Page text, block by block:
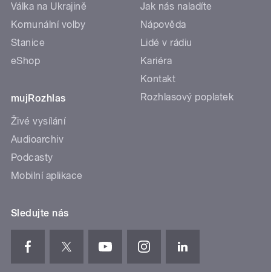
Válka na Ukrajině
Komunální volby
Stanice
eShop
mujRozhlas
Živé vysílání
Audioarchiv
Podcasty
Mobilní aplikace
Jak nás naladíte
Nápověda
Lidé v rádiu
Kariéra
Kontakt
Rozhlasový poplatek
Sledujte nás